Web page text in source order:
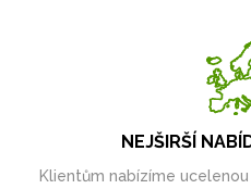
NEJŠIRŠÍ
Klientům nabízíme